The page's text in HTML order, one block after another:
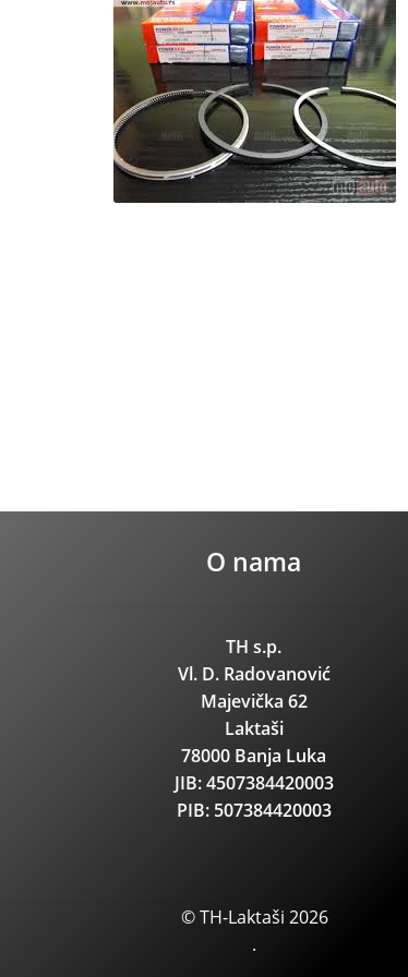
O nama
TH s.p.
Vl. D. Radovanović
Majevička 62
Laktaši
78000 Banja Luka
JIB: 4507384420003
PIB: 507384420003
© TH-Laktaši 2026
.